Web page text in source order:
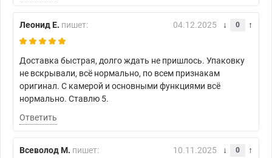
Леонид Е. пишет: 04.12.2025 0
Доставка быстрая, долго ждать не пришлось. Упаковку
не вскрывали, всё нормально, по всем признакам
оригинал. С камерой и основными функциями всё
нормально. Ставлю 5.
Ответить
Всеволод М. пишет: 10.11.2025 0